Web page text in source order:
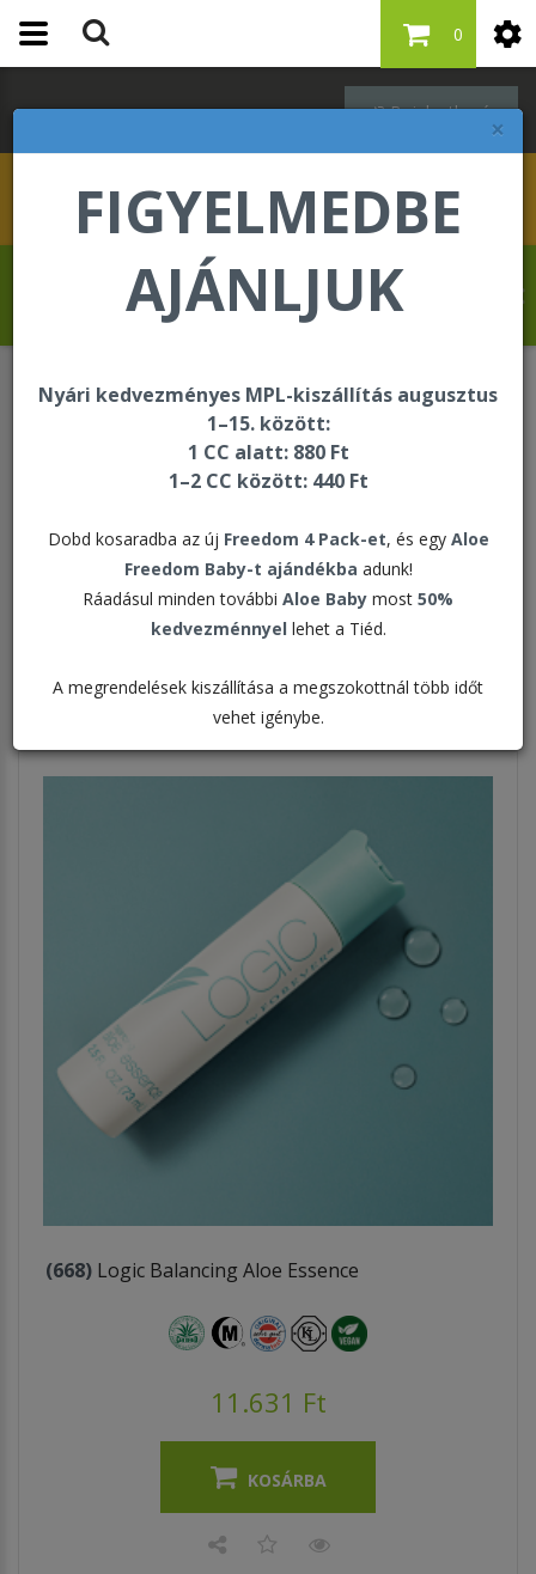
×
FIGYELMEDBE
AJÁNLJUK
Nyári kedvezményes MPL-kiszállítás augusztus
1–15. között:
1 CC alatt: 880 Ft
1–2 CC között: 440 Ft
Dobd kosaradba az új Freedom 4 Pack-et, és egy Aloe
Freedom Baby-t ajándékba adunk!
Ráadásul minden további Aloe Baby most 50%
kedvezménnyel lehet a Tiéd.
A megrendelések kiszállítása a megszokottnál több időt
vehet igénybe.
Bejelentkezés
0
Revelat Jean Baptiste üdvözli Önt a
Forever Living internetes áruházában!
ÚJDONSÁG
Rendezés:
(668) Logic Balancing Aloe Essence
11.631 Ft
KOSÁRBA